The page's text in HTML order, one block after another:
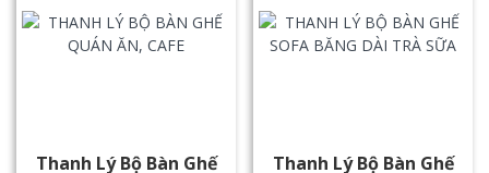
Thanh Lý Bộ Bàn Ghế
Thanh Lý Bộ Bàn Ghế